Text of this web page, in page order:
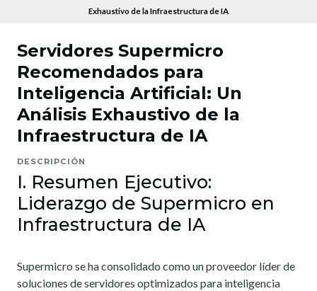
Exhaustivo de la Infraestructura de IA
Servidores Supermicro
Recomendados para
Inteligencia Artificial: Un
Análisis Exhaustivo de la
Infraestructura de IA
DESCRIPCIÓN
I. Resumen Ejecutivo:
Liderazgo de Supermicro en
Infraestructura de IA
Supermicro se ha consolidado como un proveedor líder de
soluciones de servidores optimizados para inteligencia